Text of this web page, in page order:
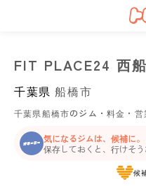
FIT PLACE24 西
千葉県 船橋市
千葉県船橋市のジム・料金・
気になるジムは、候補に。
保存しておくと、行けそう
候